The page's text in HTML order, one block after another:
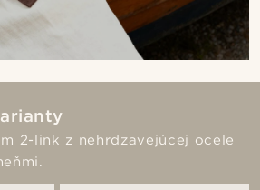
2-link z nehrdzavejúcej ocele